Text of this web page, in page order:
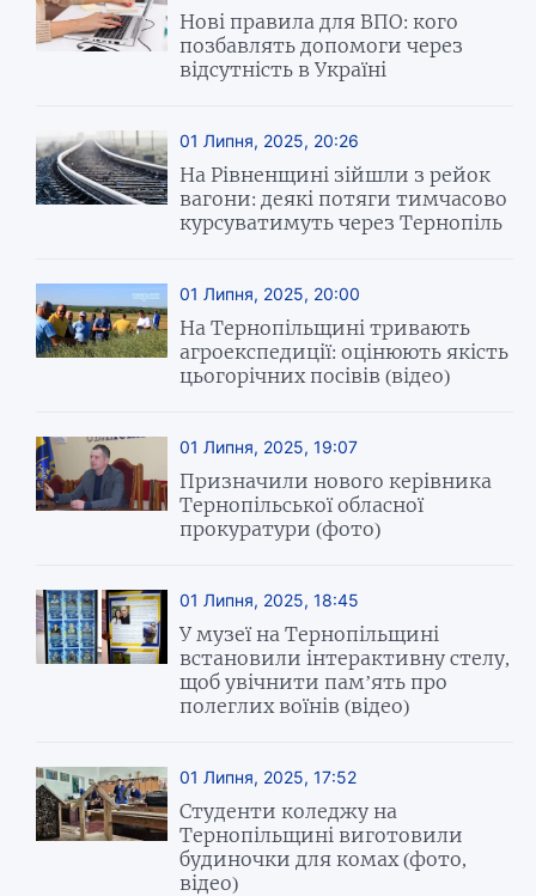
Нові правила для ВПО: кого
позбавлять допомоги через
відсутність в Україні
01 Липня, 2025, 20:26
На Рівненщині зійшли з рейок
вагони: деякі потяги тимчасово
курсуватимуть через Тернопіль
01 Липня, 2025, 20:00
На Тернопільщині тривають
агроекспедиції: оцінюють якість
цьогорічних посівів (відео)
01 Липня, 2025, 19:07
Призначили нового керівника
Тернопільської обласної
прокуратури (фото)
01 Липня, 2025, 18:45
У музеї на Тернопільщині
встановили інтерактивну стелу,
щоб увічнити пам’ять про
полеглих воїнів (відео)
01 Липня, 2025, 17:52
Студенти коледжу на
Тернопільщині виготовили
будиночки для комах (фото,
відео)